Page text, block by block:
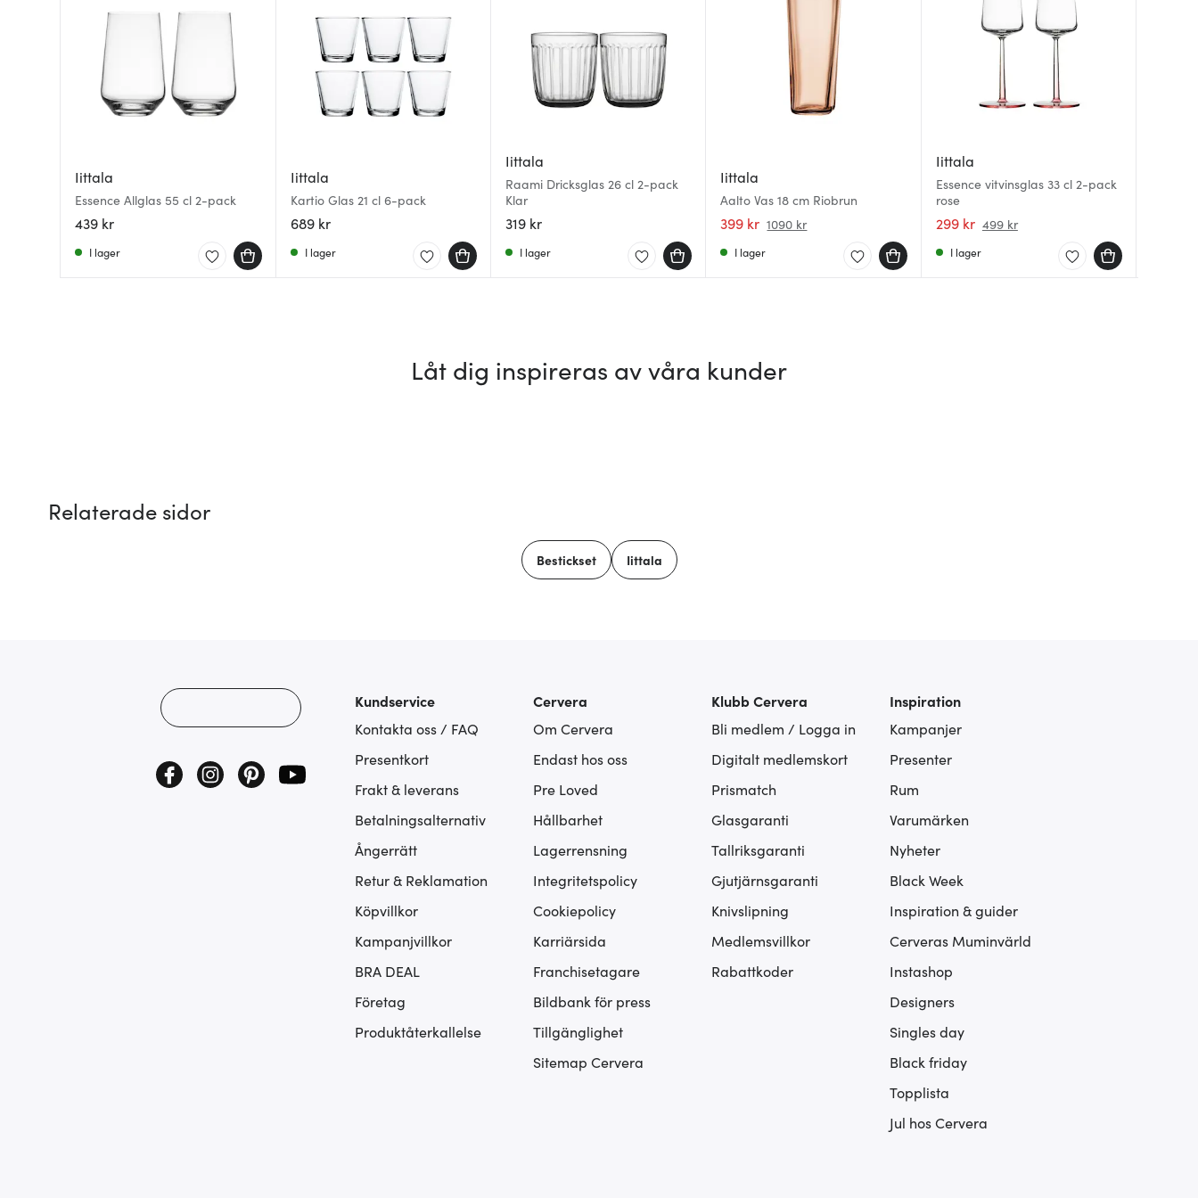
Iittala
Essence Allglas 55 cl 2-pack
439 kr
I lager
Iittala
Kartio Glas 21 cl 6-pack
689 kr
I lager
Iittala
Raami Dricksglas 26 cl 2-pack
Klar
319 kr
I lager
Iittala
Aalto Vas 18 cm Riobrun
399 kr 1090 kr
I lager
Iittala
Essence vitvinsglas 33 cl 2-pack
rose
299 kr 499 kr
I lager
Låt dig inspireras av våra kunder
Relaterade sidor
Bestickset Iittala
Kundservice
Kontakta oss / FAQ
Presentkort
Frakt & leverans
Betalningsalternativ
Ångerrätt
Retur & Reklamation
Köpvillkor
Kampanjvillkor
BRA DEAL
Företag
Produktåterkallelse
Cervera
Om Cervera
Endast hos oss
Pre Loved
Hållbarhet
Lagerrensning
Integritetspolicy
Cookiepolicy
Karriärsida
Franchisetagare
Bildbank för press
Tillgänglighet
Sitemap Cervera
Klubb Cervera
Bli medlem / Logga in
Digitalt medlemskort
Prismatch
Glasgaranti
Tallriksgaranti
Gjutjärnsgaranti
Knivslipning
Medlemsvillkor
Rabattkoder
Inspiration
Kampanjer
Presenter
Rum
Varumärken
Nyheter
Black Week
Inspiration & guider
Cerveras Muminvärld
Instashop
Designers
Singles day
Black friday
Topplista
Jul hos Cervera